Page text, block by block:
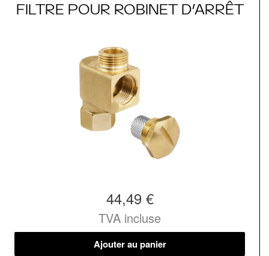
FILTRE POUR ROBINET D’ARRÊT
44,49 €
TVA incluse
Ajouter au panier